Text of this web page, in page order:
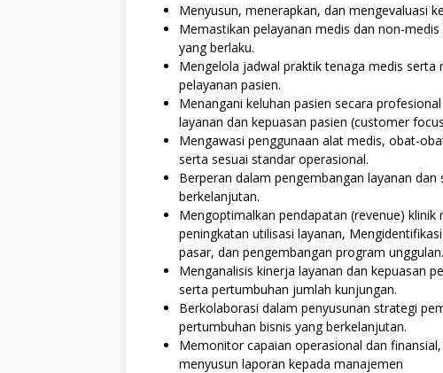
Menyusun, menerapkan, dan mengevaluasi
Memastikan pelayanan medis dan non-
yang berlaku.
Mengelola jadwal praktik tenaga medis
pelayanan pasien.
Menangani keluhan pasien secara
layanan dan kepuasan pasien (customer
Mengawasi penggunaan alat medis, obat-
serta sesuai standar operasional.
Berperan dalam pengembangan layanan
berkelanjutan.
Mengoptimalkan pendapatan (revenue)
peningkatan utilisasi layanan,
pasar, dan pengembangan program unggulan.
Menganalisis kinerja layanan dan kepuasan
serta pertumbuhan jumlah kunjungan.
Berkolaborasi dalam penyusunan strategi
pertumbuhan bisnis yang berkelanjutan.
Memonitor capaian operasional dan
menyusun laporan kepada manajemen